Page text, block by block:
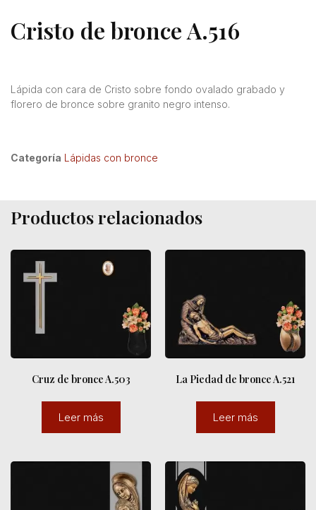
Cristo de bronce A.516
Lápida con cara de Cristo sobre fondo ovalado grabado y
florero de bronce sobre granito negro intenso.
Categoría Lápidas con bronce
Productos relacionados
Cruz de bronce A.503
Leer más
La Piedad de bronce A.521
Leer más